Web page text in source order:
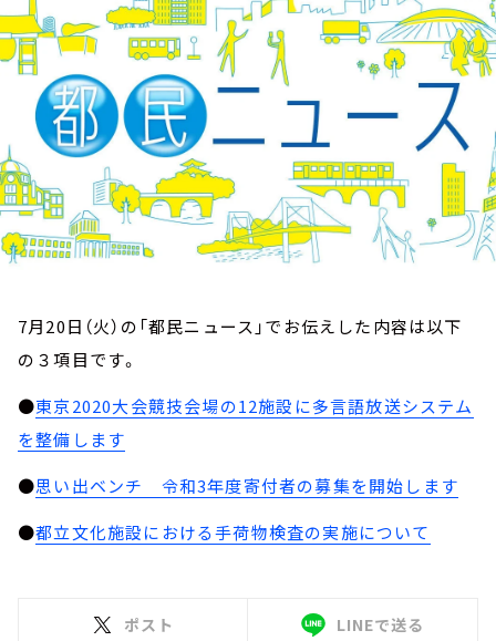
会社情報
7月20日（火）の「都民ニュース」でお伝えした内容は以下
の３項目です。
●東京2020大会競技会場の12施設に多言語放送システム
を整備します
●思い出ベンチ 令和3年度寄付者の募集を開始します
●都立文化施設における手荷物検査の実施について
ポスト LINEで送る